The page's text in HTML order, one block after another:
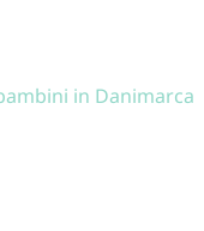
in Danimarca